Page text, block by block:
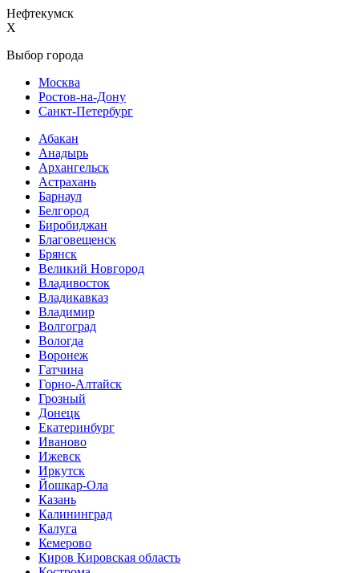
Нефтекумск
X
Выбор города
Москва
Ростов-на-Дону
Санкт-Петербург
Абакан
Анадырь
Архангельск
Астрахань
Барнаул
Белгород
Биробиджан
Благовещенск
Брянск
Великий Новгород
Владивосток
Владикавказ
Владимир
Волгоград
Вологда
Воронеж
Гатчина
Горно-Алтайск
Грозный
Донецк
Екатеринбург
Иваново
Ижевск
Иркутск
Йошкар-Ола
Казань
Калининград
Калуга
Кемерово
Киров Кировская область